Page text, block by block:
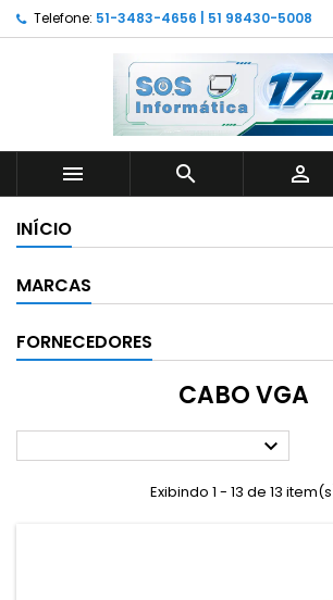
Telefone: 51-3483-4656 | 51 98430-5008
  
INÍCIO
MARCAS
FORNECEDORES
CABO VGA

Exibindo 1 - 13 de 13